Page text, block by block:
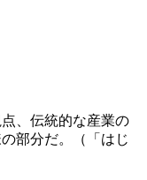
、伝統的な産業の
部分だ。（「はじ